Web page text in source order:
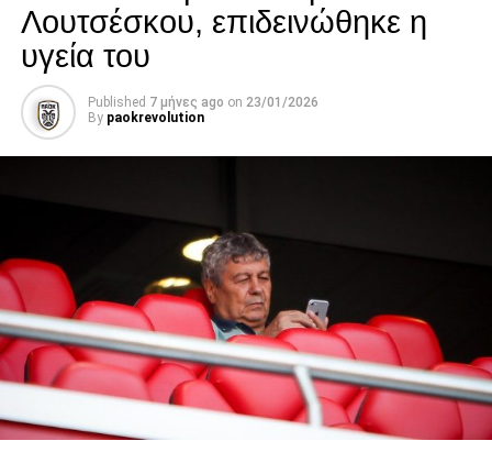
Λουτσέσκου, επιδεινώθηκε η
υγεία του
Published 7 μήνες ago on 23/01/2026
By paokrevolution